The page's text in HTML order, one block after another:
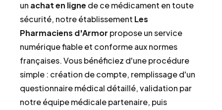
un achat en ligne de ce médicament en toute
sécurité, notre établissement Les
Pharmaciens d'Armor propose un service
numérique fiable et conforme aux normes
françaises. Vous bénéficiez d'une procédure
simple : création de compte, remplissage d'un
questionnaire médical détaillé, validation par
notre équipe médicale partenaire, puis